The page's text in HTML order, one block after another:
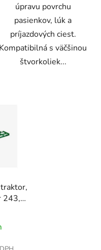
úpravu povrchu
pasienkov, lúk a
príjazdových ciest.
Kompatibilná s väčšinou
štvorkoliek...
243,5